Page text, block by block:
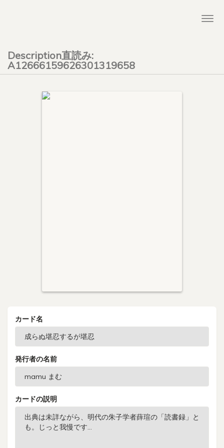
Description直読み:
A12666159626301319658
カード名
発行者の名前
カードの説明